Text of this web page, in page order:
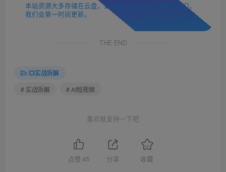
本站资源大多存储在云盘，如发现链接失效，请联系我们，
我们会第一时间更新。
THE END
💥实战拆解
# 实战拆解
# AI短视频
喜欢就支持一下吧
点赞45 分享 收藏